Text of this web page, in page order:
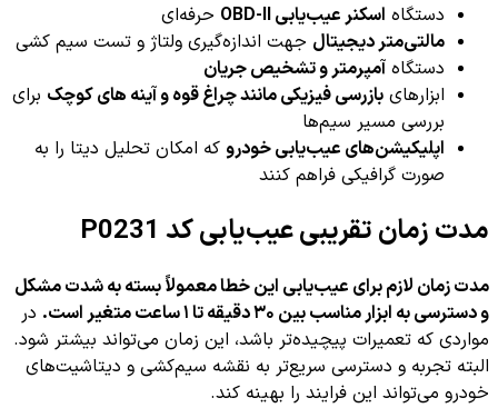
دستگاه اسکنر عیب‌یابی OBD-II
حرفه‌ای
مالتی‌متر دیجیتال جهت اندازه‌گیری ولتاژ و تست سیم کشی
دستگاه آمپرمتر و تشخیص جریان
ابزارهای بازرسی فیزیکی مانند چراغ قوه و آینه های کوچک برای
بررسی مسیر سیم‌ها
اپلیکیشن‌های عیب‌یابی خودرو که امکان تحلیل دیتا را به
صورت گرافیکی فراهم کنند
مدت زمان تقریبی عیب‌یابی کد P0231
مدت زمان لازم برای عیب‌یابی این خطا معمولاً بسته به شدت مشکل
و دسترسی به ابزار مناسب بین ۳۰ دقیقه تا ۱ ساعت متغیر است.
در
مواردی که تعمیرات پیچیده‌تر باشد، این زمان می‌تواند بیشتر شود.
البته تجربه و دسترسی سریع‌تر به نقشه سیم‌کشی و دیتاشیت‌های
خودرو می‌تواند این فرایند را بهینه کند.